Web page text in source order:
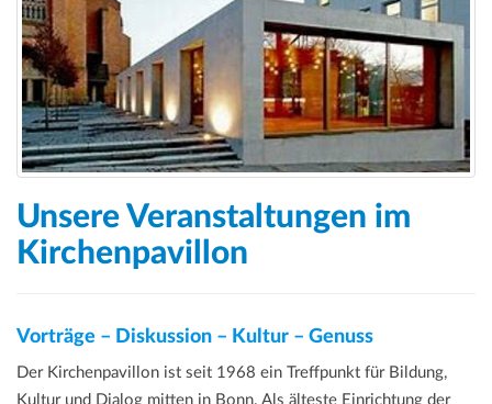
Unsere Veranstaltungen im
Kirchenpavillon
Vorträge – Diskussion – Kultur – Genuss
Der Kirchenpavillon ist seit 1968 ein Treffpunkt für Bildung,
Kultur und Dialog mitten in Bonn. Als älteste Einrichtung der